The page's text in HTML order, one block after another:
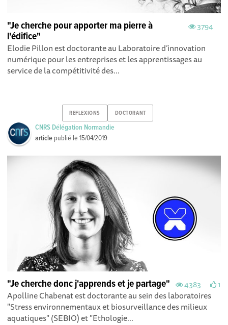
3794
"Je cherche pour apporter ma pierre à
l'édifice"
Elodie Pillon est doctorante au Laboratoire d’innovation
numérique pour les entreprises et les apprentissages au
service de la compétitivité des...
REFLEXIONS DOCTORANT
CNRS Délégation Normandie
article publié le15/04/2019
4383 1
"Je cherche donc j'apprends et je partage"
Apolline Chabenat est doctorante au sein des laboratoires
"Stress environnementaux et biosurveillance des milieux
aquatiques" (SEBIO) et "Ethologie...